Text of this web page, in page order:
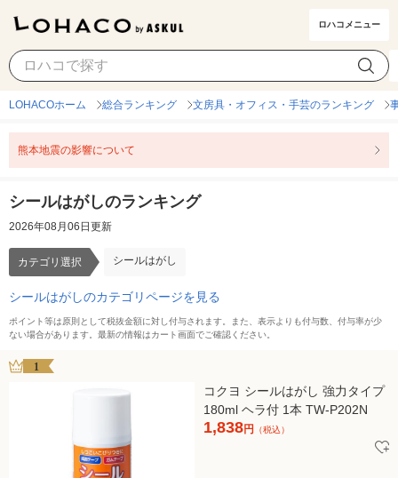
ロハコメニュー
シールはがし カテゴリ選択
LOHACOホーム 総合ランキング 文房具・オフィス・手芸のランキング
熊本地震の影響について
シールはがしのランキング
2026年08月06日更新
カテゴリ選択 シールはがし
シールはがしのカテゴリページを見る
ポイント等は原則として税抜金額に対し付与されます。また、表示よりも付与数、付与率が少
ない場合があります。最新の情報はカート画面でご確認ください。
1
コクヨ シールはがし 強力タイプ
180ml ヘラ付 1本 TW-P202N
1,838円 （税込）